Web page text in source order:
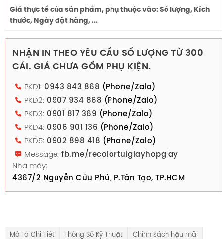
Giá thực tế của sản phẩm, phụ thuộc vào: Số lượng, Kích
thước, Ngày đặt hàng, ...
NHẬN IN THEO YÊU CẦU SỐ LƯỢNG TỪ 300
CÁI. GIÁ CHƯA GỒM PHỤ KIỆN.
PKD1: 0943 843 868 (Phone/Zalo)
PKD2: 0907 934 868 (Phone/Zalo)
PKD3: 0901 817 369 (Phone/Zalo)
PKD4: 0906 901 136 (Phone/Zalo)
PKD5: 0902 898 418 (Phone/Zalo)
Message: fb.me/recolortuigiayhopgiay
Nhà máy:
4367/2 Nguyễn Cửu Phú, P.Tân Tạo, TP.HCM
Mô Tả Chi Tiết Thông Số Kỹ Thuật Chính sách hậu mãi